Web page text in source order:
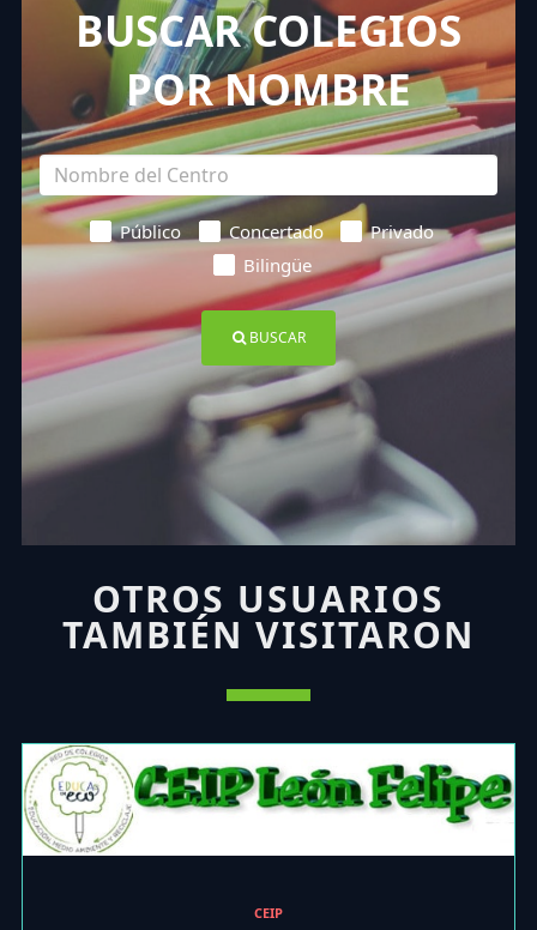
BUSCAR COLEGIOS
POR NOMBRE
Público Concertado
Privado
Bilingüe
BUSCAR
OTROS USUARIOS
TAMBIÉN VISITARON
CEIP